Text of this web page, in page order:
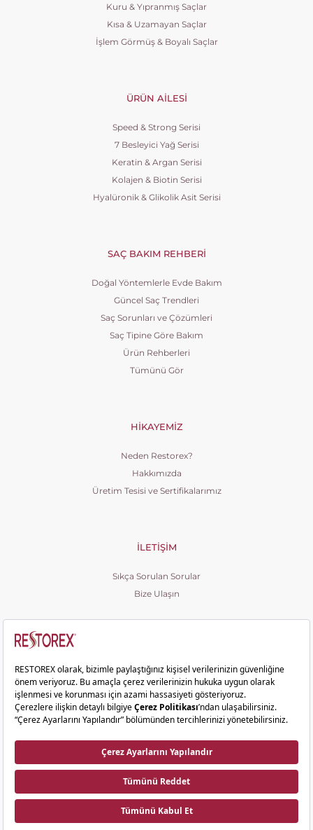
Kuru & Yıpranmış Saçlar
Kısa & Uzamayan Saçlar
İşlem Görmüş & Boyalı Saçlar
ÜRÜN AILESI
Speed & Strong Serisi
7 Besleyici Yağ Serisi
Keratin & Argan Serisi
Kolajen & Biotin Serisi
Hyalüronik & Glikolik Asit Serisi
SAÇ BAKIM REHBERI
Doğal Yöntemlerle Evde Bakım
Güncel Saç Trendleri
Saç Sorunları ve Çözümleri
Saç Tipine Göre Bakım
Ürün Rehberleri
Tümünü Gör
HIKAYEMIZ
Neden Restorex?
Hakkımızda
Üretim Tesisi ve Sertifikalarımız
İLETIŞIM
Sıkça Sorulan Sorular
Bize Ulaşın
Copyright © 2026 Restorex. Tüm hakları saklıdır.
KVKK